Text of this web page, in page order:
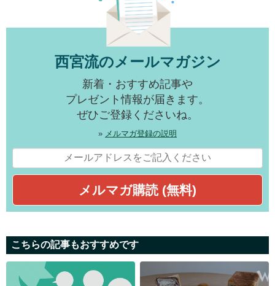
西宮流のメールマガジン
新着・おすすめ記事や
プレゼント情報が届きます。
ぜひご登録くださいね。
» メルマガ登録の説明
こちらの記事もおすすめです